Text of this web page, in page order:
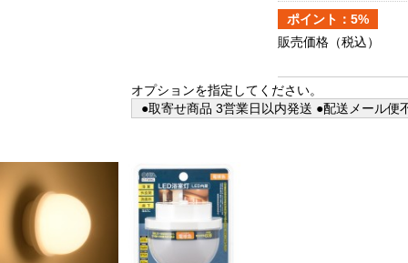
ポイント：5%
販売価格 （税込）
オプションを指定してください。
●取寄せ商品 3営業日以内発送 ●配送メール便